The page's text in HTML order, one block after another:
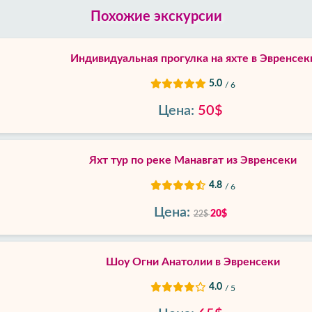
Похожие экскурсии
Индивидуальная прогулка на яхте в
5.0 / 6
Цена: 50$
Яхт тур по реке Манавгат из Эвренсеки
4.8 / 6
Цена: 22$20$
Шоу Огни Анатолии в Эвренсеки
4.0 / 5